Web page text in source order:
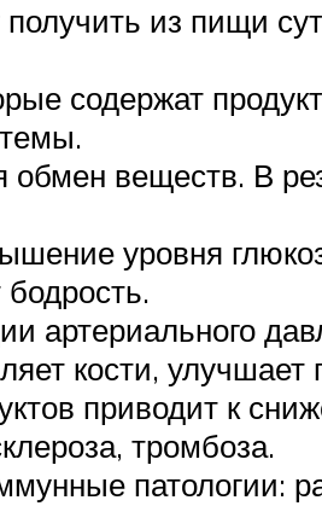
из пищи
содержат
веществ. В
уровня
артериального
кости, улучшает
приводит к
тромбоза.
патологии: